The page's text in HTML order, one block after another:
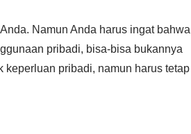
Namun Anda harus ingat bahwa
pribadi, bisa-bisa bukannya
keperluan pribadi, namun harus tetap